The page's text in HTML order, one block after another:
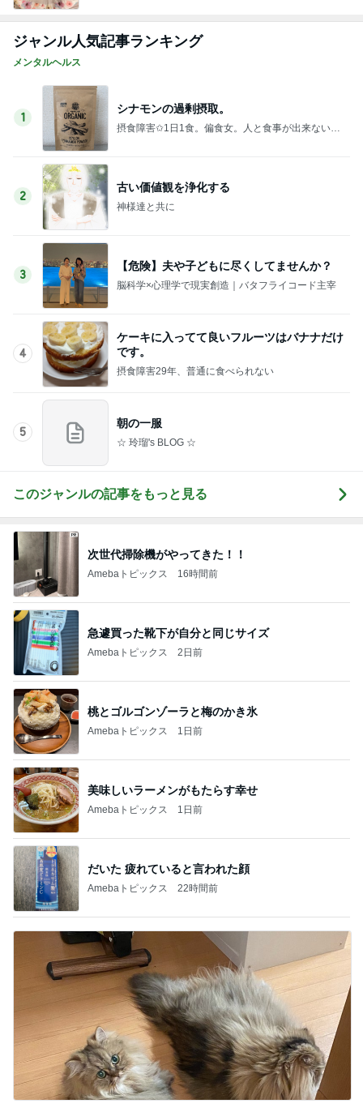
ジャンル人気記事ランキング
メンタルヘルス
1
シナモンの過剰摂取。
摂食障害✩1日1食。偏食女。人と食事が出来ない。
2
古い価値観を浄化する
神様達と共に
3
【危険】夫や子どもに尽くしてませんか？
脳科学×心理学で現実創造｜バタフライコード主宰
4
ケーキに入ってて良いフルーツはバナナだけ
です。
摂食障害29年、普通に食べられない
5
朝の一服
☆ 玲瑠's BLOG ☆
このジャンルの記事をもっと見る
次世代掃除機がやってきた！！
Amebaトピックス 16時間前
急遽買った靴下が自分と同じサイズ
Amebaトピックス 2日前
桃とゴルゴンゾーラと梅のかき氷
Amebaトピックス 1日前
美味しいラーメンがもたらす幸せ
Amebaトピックス 1日前
だいた 疲れていると言われた顔
Amebaトピックス 22時間前